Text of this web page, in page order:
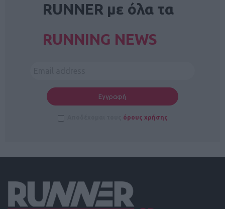
RUNNER με όλα τα
RUNNING NEWS
όρους χρήσης